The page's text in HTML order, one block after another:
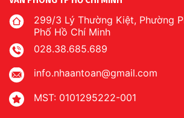
299/3 Lý Thường Kiệt, Phường
Phố Hồ Chí Minh
028.38.685.689
info.nhaantoan@gmail.com
MST: 0101295222-001